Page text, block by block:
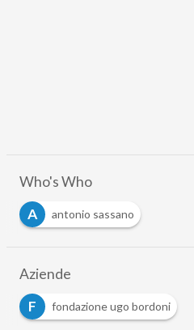
Who's Who
A
antonio sassano
Aziende
F
fondazione ugo bordoni